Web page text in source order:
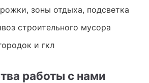
зоны отдыха, подсветка
строительного мусора
и гкл
работы с нами